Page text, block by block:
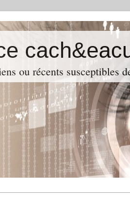
ou récents susceptibles